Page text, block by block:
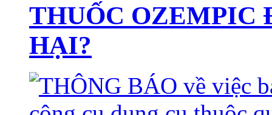
THUỐC OZEMPIC
HẠI?